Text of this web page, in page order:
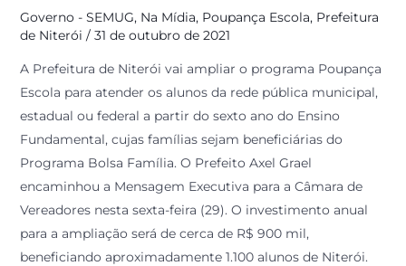
Governo - SEMUG, Na Mídia, Poupança Escola, Prefeitura
de Niterói / 31 de outubro de 2021
A Prefeitura de Niterói vai ampliar o programa Poupança
Escola para atender os alunos da rede pública municipal,
estadual ou federal a partir do sexto ano do Ensino
Fundamental, cujas famílias sejam beneficiárias do
Programa Bolsa Família. O Prefeito Axel Grael
encaminhou a Mensagem Executiva para a Câmara de
Vereadores nesta sexta-feira (29). O investimento anual
para a ampliação será de cerca de R$ 900 mil,
beneficiando aproximadamente 1.100 alunos de Niterói.